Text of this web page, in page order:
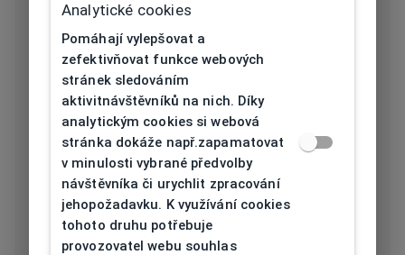
Výška očnice
[mm]
39,5
Délka stranice
[mm]
145
Typ nosníku Sedýlka
Prohnutí očnice
[báze]
Analytické cookies
Pomáhají vylepšovat a
zefektivňovat funkce webových
stránek sledováním
aktivitnávštěvníků na nich. Díky
analytickým cookies si webová
stránka dokáže např.zapamatovat
v minulosti vybrané předvolby
návštěvníka či urychlit zpracování
jehopožadavku. K využívání cookies
tohoto druhu potřebuje
provozovatel webu souhlas